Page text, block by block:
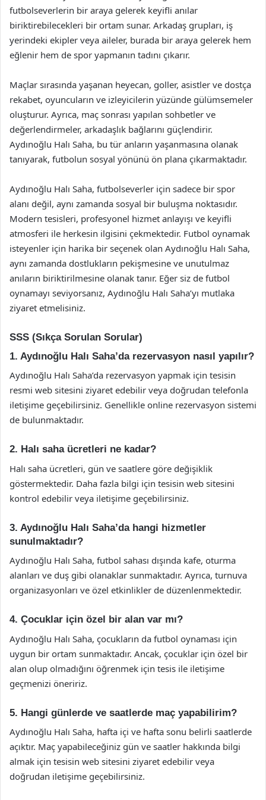
futbolseverlerin bir araya gelerek keyifli anılar
biriktirebilecekleri bir ortam sunar. Arkadaş grupları, iş
yerindeki ekipler veya aileler, burada bir araya gelerek hem
eğlenir hem de spor yapmanın tadını çıkarır.
Maçlar sırasında yaşanan heyecan, goller, asistler ve dostça
rekabet, oyuncuların ve izleyicilerin yüzünde gülümsemeler
oluşturur. Ayrıca, maç sonrası yapılan sohbetler ve
değerlendirmeler, arkadaşlık bağlarını güçlendirir.
Aydınoğlu Halı Saha, bu tür anların yaşanmasına olanak
tanıyarak, futbolun sosyal yönünü ön plana çıkarmaktadır.
Aydınoğlu Halı Saha, futbolseverler için sadece bir spor
alanı değil, aynı zamanda sosyal bir buluşma noktasıdır.
Modern tesisleri, profesyonel hizmet anlayışı ve keyifli
atmosferi ile herkesin ilgisini çekmektedir. Futbol oynamak
isteyenler için harika bir seçenek olan Aydınoğlu Halı Saha,
aynı zamanda dostlukların pekişmesine ve unutulmaz
anıların biriktirilmesine olanak tanır. Eğer siz de futbol
oynamayı seviyorsanız, Aydınoğlu Halı Saha’yı mutlaka
ziyaret etmelisiniz.
SSS (Sıkça Sorulan Sorular)
1. Aydınoğlu Halı Saha’da rezervasyon nasıl yapılır?
Aydınoğlu Halı Saha’da rezervasyon yapmak için tesisin
resmi web sitesini ziyaret edebilir veya doğrudan telefonla
iletişime geçebilirsiniz. Genellikle online rezervasyon sistemi
de bulunmaktadır.
2. Halı saha ücretleri ne kadar?
Halı saha ücretleri, gün ve saatlere göre değişiklik
göstermektedir. Daha fazla bilgi için tesisin web sitesini
kontrol edebilir veya iletişime geçebilirsiniz.
3. Aydınoğlu Halı Saha’da hangi hizmetler
sunulmaktadır?
Aydınoğlu Halı Saha, futbol sahası dışında kafe, oturma
alanları ve duş gibi olanaklar sunmaktadır. Ayrıca, turnuva
organizasyonları ve özel etkinlikler de düzenlenmektedir.
4. Çocuklar için özel bir alan var mı?
Aydınoğlu Halı Saha, çocukların da futbol oynaması için
uygun bir ortam sunmaktadır. Ancak, çocuklar için özel bir
alan olup olmadığını öğrenmek için tesis ile iletişime
geçmenizi öneririz.
5. Hangi günlerde ve saatlerde maç yapabilirim?
Aydınoğlu Halı Saha, hafta içi ve hafta sonu belirli saatlerde
açıktır. Maç yapabileceğiniz gün ve saatler hakkında bilgi
almak için tesisin web sitesini ziyaret edebilir veya
doğrudan iletişime geçebilirsiniz.